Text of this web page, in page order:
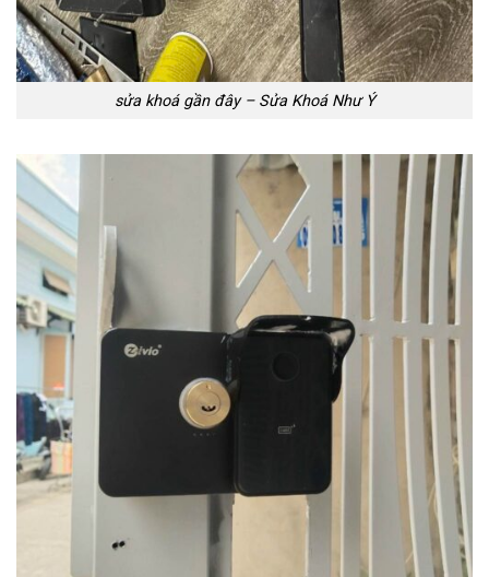
sửa khoá gần đây – Sửa Khoá Như Ý